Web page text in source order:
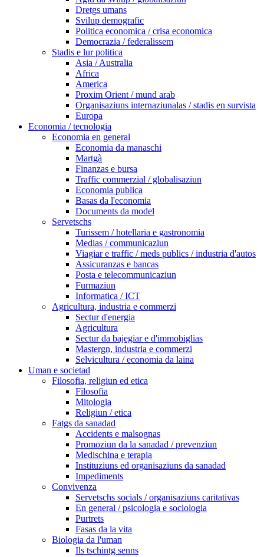
Dretgs umans
Svilup demografic
Politica economica / crisa economica
Democrazia / federalissem
Stadis e lur politica
Asia / Australia
Africa
America
Proxim Orient / mund arab
Organisaziuns internaziunalas / stadis en survista
Europa
Economia / tecnologia
Economia en general
Economia da manaschi
Martgà
Finanzas e bursa
Traffic commerzial / globalisaziun
Economia publica
Basas da l'economia
Documents da model
Servetschs
Turissem / hotellaria e gastronomia
Medias / communicaziun
Viagiar e traffic / meds publics / industria d'autos
Assicuranzas e bancas
Posta e telecommunicaziun
Furmaziun
Informatica / ICT
Agricultura, industria e commerzi
Sectur d'energia
Agricultura
Sectur da bajegiar e d'immobiglias
Mastergn, industria e commerzi
Selvicultura / economia da laina
Uman e societad
Filosofia, religiun ed etica
Filosofia
Mitologia
Religiun / etica
Fatgs da sanadad
Accidents e malsognas
Promoziun da la sanadad / prevenziun
Medischina e terapia
Instituziuns ed organisaziuns da sanadad
Impediments
Convivenza
Servetschs socials / organisaziuns caritativas
En general / psicologia e sociologia
Purtrets
Fasas da la vita
Biologia da l'uman
Ils tschintg senns